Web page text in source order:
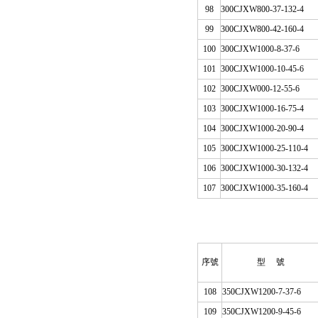
98 300CJXW800-37-132-4
99
300CJXW800-42-160-4
100 300CJXW1000-8-37-6
101 300CJXW1000-10-45-6
102 300CJXW000-12-55-6
103 300CJXW1000-16-75-4
104 300CJXW1000-20-90-4
105 300CJXW1000-25-110-4
106 300CJXW1000-30-132-4
107 300CJXW1000-35-160-4
序號 型 號
108 350CJXW1200-7-37-6
109
350CJXW1200-9-45-6